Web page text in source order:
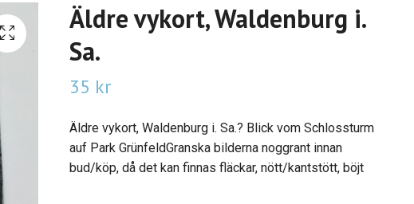
Äldre vykort, Waldenburg i.
Sa.
35 kr
Äldre vykort, Waldenburg i. Sa.? Blick vom Schlossturm
auf Park GrünfeldGranska bilderna noggrant innan
bud/köp, då det kan finnas fläckar, nött/kantstött, böjt